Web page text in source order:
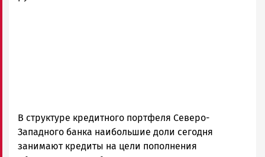
В структуре кредитного портфеля Северо-
Западного банка наибольшие доли сегодня
занимают кредиты на цели пополнения